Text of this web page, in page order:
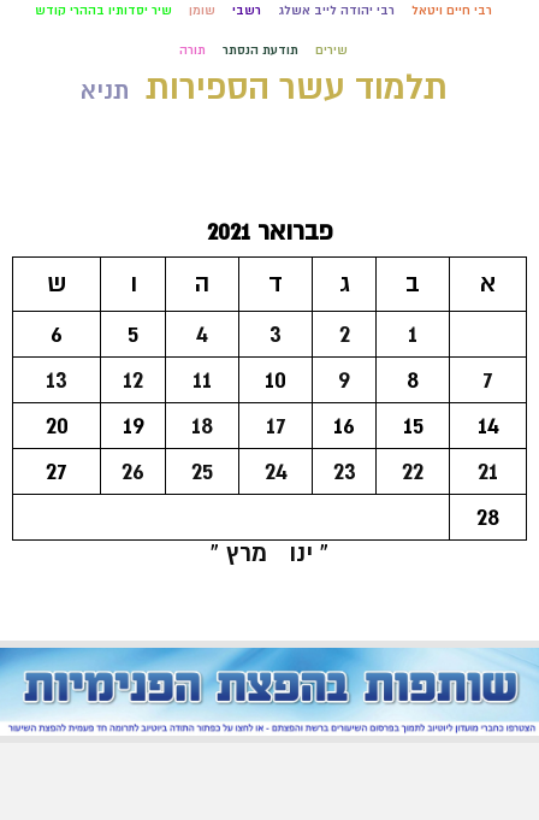
רבי חיים ויטאל רבי יהודה לייב אשלג רשבי שומן שיר יסדותיו בההרי קודש
שירים תודעת הנסתר תורה
תלמוד עשר הספירות תניא
פברואר 2021
א
ב ג ד ה ו
ש
1
2
3
4
5
6
7
8
9
10
11
12
13
14
15
16
17
18
19
20
21
22
23
24
25
26
27
28
« ינו
מרץ »